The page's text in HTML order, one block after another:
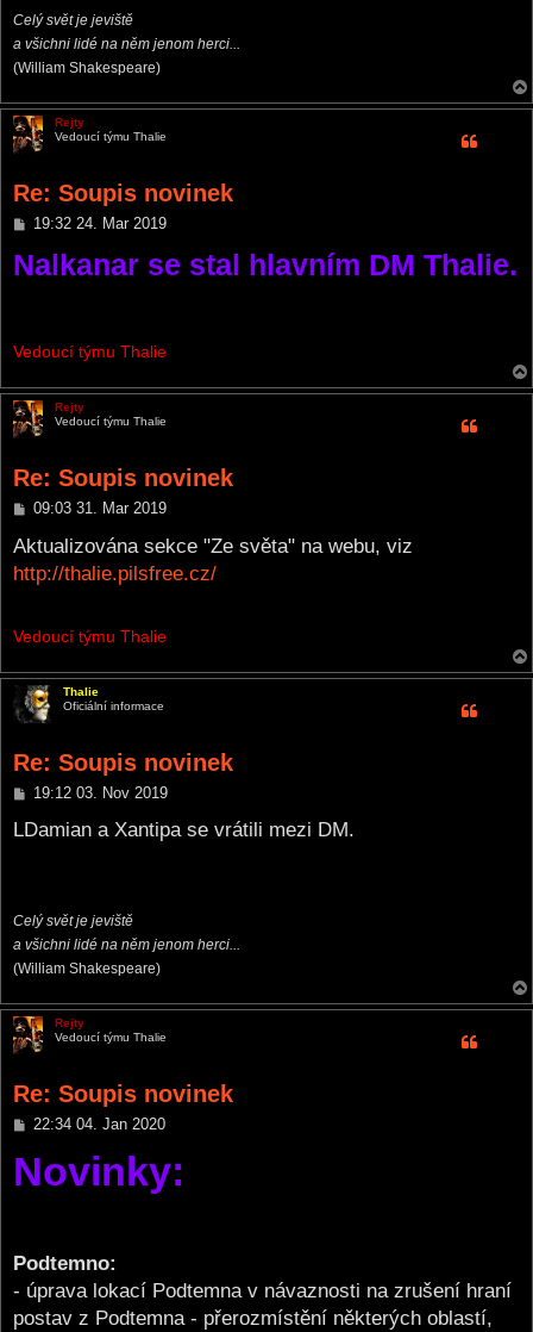
Celý svět je jeviště
a všichni lidé na něm jenom herci...
(William Shakespeare)
Rejty
Vedoucí týmu Thalie
Re: Soupis novinek
P
s
t
19:32 24. Mar 2019
Nalkanar se stal hlavním DM Thalie.
Vedoucí týmu Thalie
Rejty
Vedoucí týmu Thalie
Re: Soupis novinek
P
s
09:03 31. Mar 2019
Aktualizována sekce "Ze světa" na webu, viz
http://thalie.pilsfree.cz/
Vedoucí týmu Thalie
Thalie
Oficiální informace
Re: Soupis novinek
P
s
19:12 03. Nov 2019
LDamian a Xantipa se vrátili mezi DM.
Celý svět je jeviště
a všichni lidé na něm jenom herci...
(William Shakespeare)
Rejty
Vedoucí týmu Thalie
Re: Soupis novinek
P
s
t
22:34 04. Jan 2020
Novinky:
Podtemno:
- úprava lokací Podtemna v návaznosti na zrušení hraní
postav z Podtemna - přerozmístění některých oblastí,